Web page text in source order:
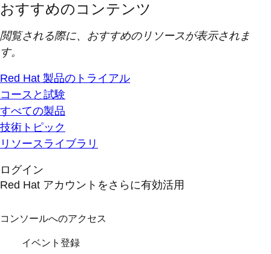
おすすめのコンテンツ
閲覧される際に、おすすめのリソースが表示されま
す。
Red Hat 製品のトライアル
コースと試験
すべての製品
技術トピック
リソースライブラリ
ログイン
Red Hat アカウントをさらに有効活用
コンソールへのアクセス
イベント登録